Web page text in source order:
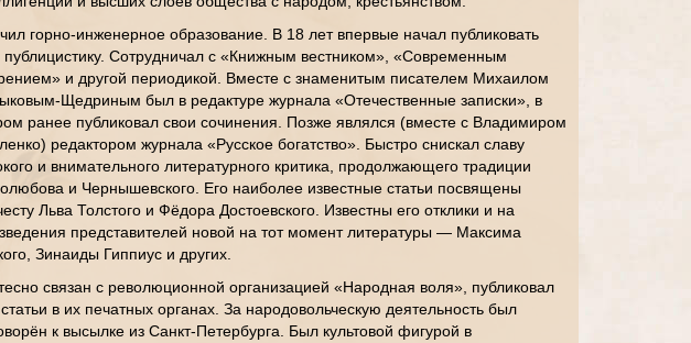
горно-инженерное образование. В 18 лет впервые начал публиковать
Сотрудничал с «Книжным вестником», «Современным
и другой периодикой. Вместе с знаменитым писателем Михаилом
Щедриным был в редактуре журнала «Отечественные записки», в
ранее публиковал свои сочинения. Позже являлся (вместе с Владимиром
редактором журнала «Русское богатство». Быстро снискал славу
и внимательного литературного критика, продолжающего традиции
и Чернышевского. Его наиболее известные статьи посвящены
Льва Толстого и Фёдора Достоевского. Известны его отклики и на
представителей новой на тот момент литературы — Максима
Зинаиды Гиппиус и других.
связан с революционной организацией «Народная воля», публиковал
в их печатных органах. За народовольческую деятельность был
к высылке из Санкт-Петербурга. Был культовой фигурой в